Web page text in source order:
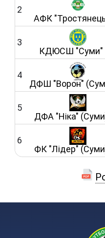
2
АФК
3
КДЮСШ "Суми"
4
ДФШ "Ворон"
5
ДФА "Ніка"
6
ФК "Лідер"